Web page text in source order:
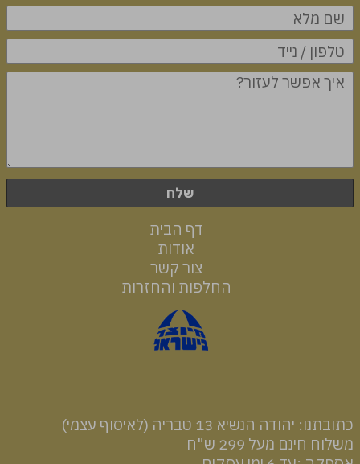
שלח
דף הבית
אודות
צור קשר
החלפות והחזרות
כתובתנו: יהודה הנשיא 13 טבריה (לאיסוף עצמי)
משלוח חינם מעל 299 ש"ח